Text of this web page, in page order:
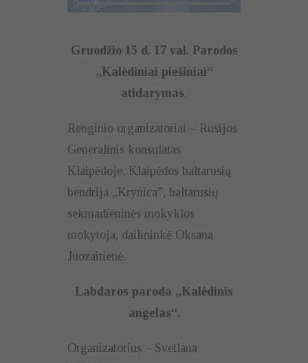
Gruodžio 15 d. 17 val. Parodos
„Kalėdiniai piešiniai“
atidarymas.
Renginio organizatoriai – Rusijos
Generalinis konsulatas
Klaipėdoje, Klaipėdos baltarusių
bendrija „Krynica”, baltarusių
sekmadieninės mokyklos
mokytoja, dailininkė Oksana
Juozaitienė.
Labdaros paroda „Kalėdinis
angelas“.
Organizatorius – Svetlana